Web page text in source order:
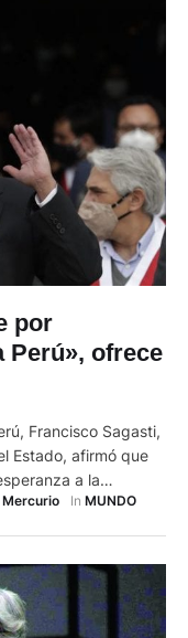
por
Perú», ofrece
Francisco Sagasti,
Estado, afirmó que
a la
política y social
Mercurio In MUNDO